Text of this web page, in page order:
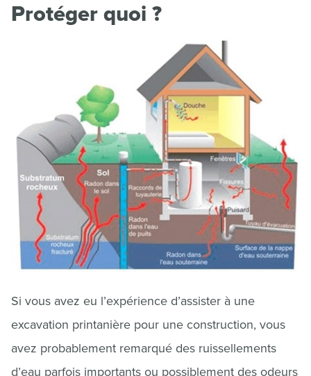
Protéger quoi ?
Si vous avez eu l’expérience d’assister à une
excavation printanière pour une construction, vous
avez probablement remarqué des ruissellements
d’eau parfois importants ou possiblement des odeurs